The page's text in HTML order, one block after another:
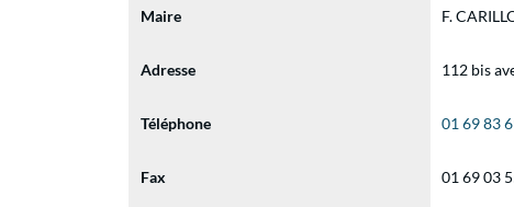
Maire F.
Adresse 112 bis
Téléphone 01 69 83
Fax 01 69 03